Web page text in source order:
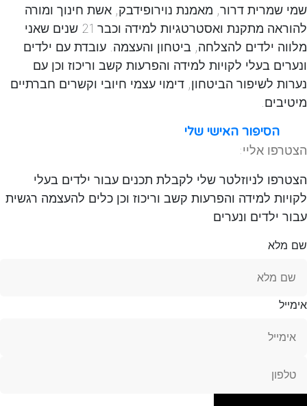
שמי שמרית דרור, מאמנת נוירופידבק, אשת חינוך ומורה
להוראה מתקנת ואסטרטגיות למידה וכבר 21 שנים שאני
מלווה ילדים להצלחה, ביטחון והעצמה. עובדת עם ילדים
ונערים בעלי לקויות למידה והפרעות קשב וריכוז וכן עם
נערות לשיפור הביטחון, דימוי עצמי חיובי וקשרים חברתיים
מיטיבים.
הסיפור האישי שלי
הצטרפו אליי:
הצטרפו לניוזלטר שלי לקבלת תכנים עבור ילדים בעלי
לקויות למידה והפרעות קשב וריכוז וכן כלים להעצמה רגשית
עבור ילדים ונערים
שם מלא
אימייל